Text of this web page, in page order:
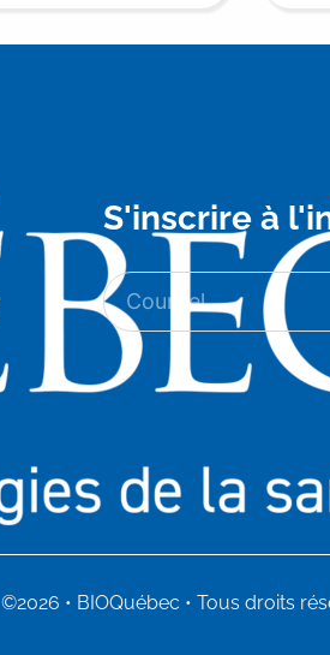
S'inscrire à
©2026 • BIOQuébec • Tous droits